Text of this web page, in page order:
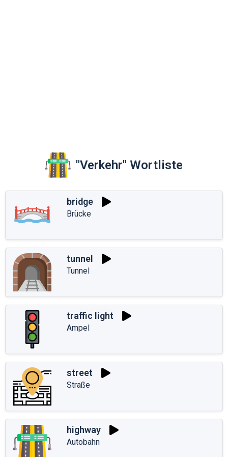
"Verkehr" Wortliste
bridge
Brücke
tunnel
Tunnel
traffic light
Ampel
street
Straße
highway
Autobahn